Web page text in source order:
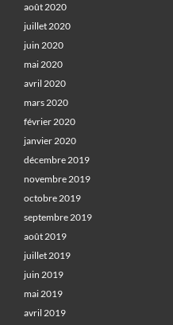
août 2020
juillet 2020
juin 2020
mai 2020
avril 2020
mars 2020
février 2020
janvier 2020
décembre 2019
novembre 2019
octobre 2019
septembre 2019
août 2019
juillet 2019
juin 2019
mai 2019
avril 2019